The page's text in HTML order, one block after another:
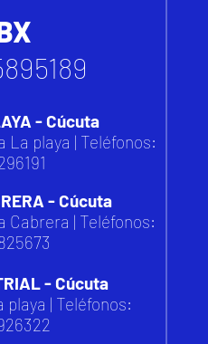
- Cúcuta
La playa | Teléfonos:
- Cúcuta
Cabrera | Teléfonos:
- Cúcuta
playa | Teléfonos: